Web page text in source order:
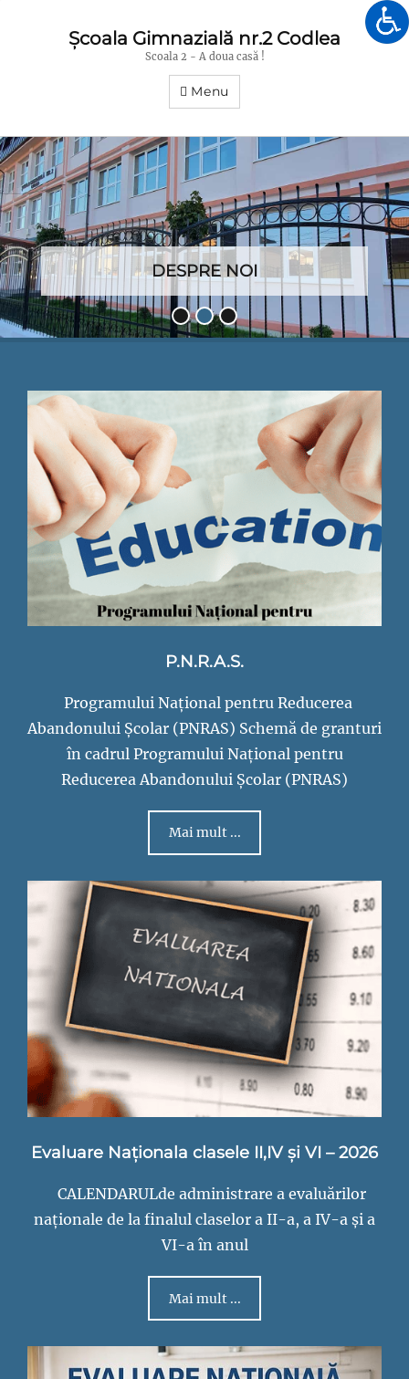
Școala Gimnazială nr.2 Codlea
Scoala 2 - A doua casă !
Menu
DESPRE NOI
Posted
on
Gimnazială
nr.2
Codlea
P.N.R.A.S.
Programului Național pentru Reducerea
Abandonului Școlar (PNRAS) Schemă de granturi
în cadrul Programului Național pentru
Reducerea Abandonului Școlar (PNRAS)
Mai mult ...
Evaluare Naționala clasele II,IV și VI – 2026
CALENDARULde administrare a evaluărilor
naționale de la finalul claselor a II-a, a IV-a și a
VI-a în anul
Mai mult ...